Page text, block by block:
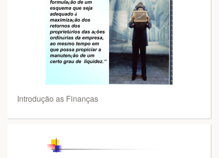
Introdução as Finanças